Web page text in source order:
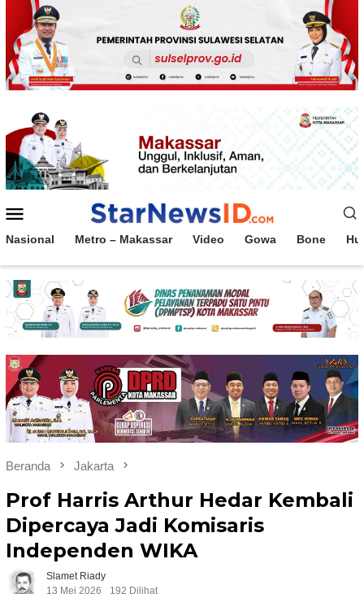
Loncat
konten
Mobile
Nasional Metro – Makassar Video Gowa Bone
Beranda Jakarta
Prof Harris Arthur Hedar Kembali
Dipercaya Jadi Komisaris
Independen WIKA
Slamet Riady
13 Mei 2026
192 Dilihat